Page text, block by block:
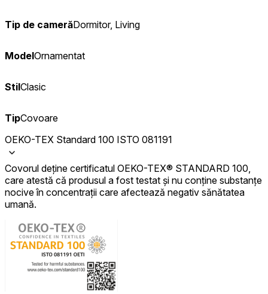
Tip de camerăDormitor, Living
ModelOrnamentat
StilClasic
TipCovoare
OEKO-TEX Standard 100 ISTO 081191
Covorul deține certificatul OEKO-TEX® STANDARD 100,
care atestă că produsul a fost testat și nu conține substanțe
nocive în concentrații care afectează negativ sănătatea
umană.